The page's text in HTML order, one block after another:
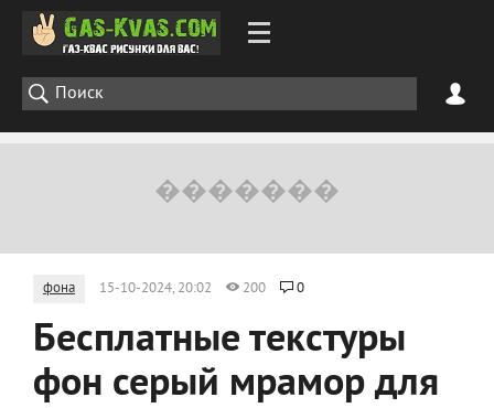
фона 15-10-2024, 20:02 200 0
Бесплатные текстуры
фон серый мрамор для